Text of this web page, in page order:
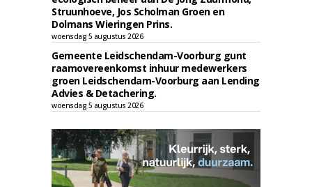
Struunhoeve, Jos Scholman Groen en
Dolmans Wieringen Prins.
woensdag 5 augustus 2026
Gemeente Leidschendam-Voorburg gunt
raamovereenkomst inhuur medewerkers
groen Leidschendam-Voorburg aan Lending
Advies & Detachering.
woensdag 5 augustus 2026